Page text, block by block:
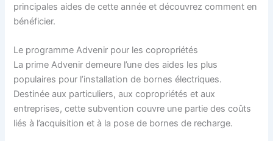
principales aides de cette année et découvrez comment en
bénéficier.
Le programme Advenir pour les copropriétés
La prime Advenir demeure l’une des aides les plus
populaires pour l’installation de bornes électriques.
Destinée aux particuliers, aux copropriétés et aux
entreprises, cette subvention couvre une partie des coûts
liés à l’acquisition et à la pose de bornes de recharge.